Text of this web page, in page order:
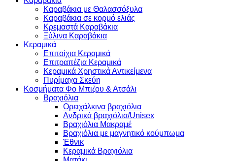
Καραβάκια με Θαλασσόξυλα
Καραβάκια σε κορμό ελιάς
Κρεμαστά Καραβάκια
Ξύλινα Καραβάκια
Κεραμικά
Επιτοίχια Κεραμικά
Επιτραπέζια Κεραμικά
Κεραμικά Χρηστικά Αντικείμενα
Πυρίμαχα Σκεύη
Κοσμήματα Φο Μπιζου & Ατσάλι
Βραχιόλια
Oρειχάλκινα βραχιόλια
Ανδρικά βραχιόλια/Unisex
Βραχιόλια Μακραμέ
Βραχιόλια με μαγνητικό κούμπωμα
Έθνικ
Κεραμικά Βραχιόλια